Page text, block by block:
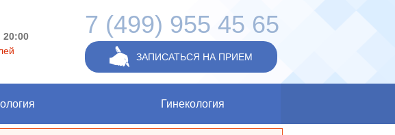
20:00
7 (499) 955 45 65
ЗАПИСАТЬСЯ НА ПРИЕМ
Гинекология